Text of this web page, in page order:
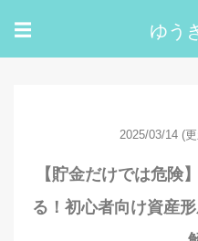
☰ ゆう
2025/03/14 (
【貯金だけでは危険
る！初心者向け資産